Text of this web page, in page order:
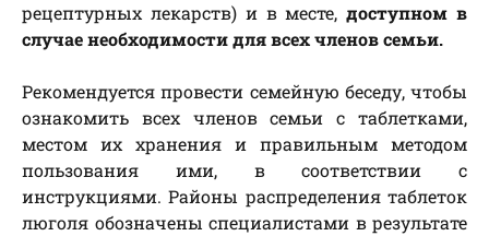
рецептурных лекарств) и в месте,доступном в
случае необходимости для всех членов семьи.
Рекомендуется провести семейную беседу, чтобы
ознакомить всех членов семьи с таблетками,
местом их хранения и правильным методом
пользования ими, в соответствии с
инструкциями. Районы распределения таблеток
люголя обозначены специалистами в результате